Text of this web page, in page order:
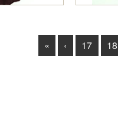
« ‹ 17 18